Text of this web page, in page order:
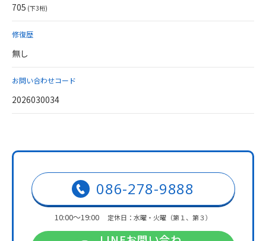
705 (下3桁)
修復歴
無し
お問い合わせコード
2026030034
086-278-9888
10:00～19:00 定休日：水曜・火曜（第１、第３）